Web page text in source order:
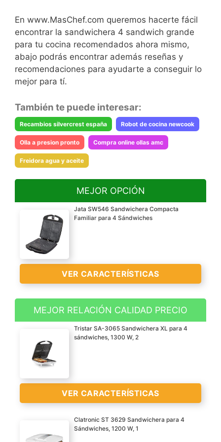
En www.MasChef.com queremos hacerte fácil
encontrar la sandwichera 4 sandwich grande
para tu cocina recomendados ahora mismo,
abajo podrás encontrar además reseñas y
recomendaciones para ayudarte a conseguir lo
mejor para tí.
También te puede interesar:
Recambios silvercrest españa Robot de cocina newcook
Olla a presion pronto Compra online ollas amc
Freidora agua y aceite
MEJOR OPCIÓN
Jata SW546 Sandwichera Compacta
Familiar para 4 Sándwiches
VER CARACTERÍSTICAS
Capacidad permite hacer
hasta 4 sándwiches
enteros a la vez. Es una
sandwichera familiar de
gran capacidad
Fácil limpieza las placas
de la sandwichera
antiadherente para que
MEJOR RELACIÓN CALIDAD PRECIO
Tristar SA-3065 Sandwichera XL para 4
sándwiches, 1300 W, 2
VER CARACTERÍSTICAS
Superficie para cocinar
Clatronic ST 3629 Sandwichera para 4
Sándwiches, 1200 W, 1